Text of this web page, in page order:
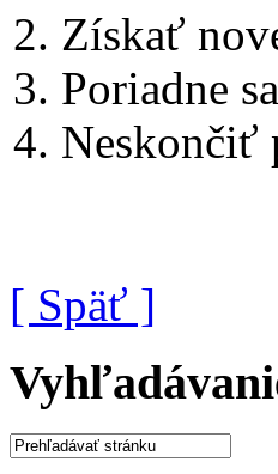
2. Získať
3. Poriadne
4. Neskončiť
[ Späť ]